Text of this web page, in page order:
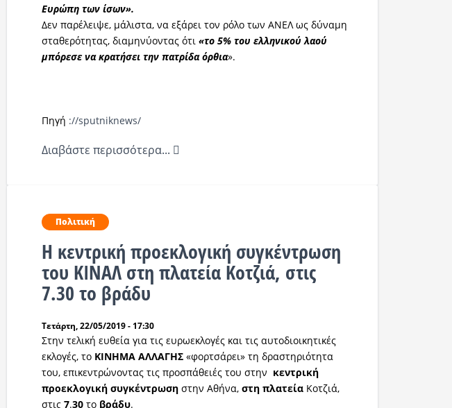
Ευρώπη των ίσων».
Δεν παρέλειψε, μάλιστα, να εξάρει τον ρόλο των ΑΝΕΛ ως δύναμη
σταθερότητας, διαμηνύοντας ότι«το 5% του ελληνικού λαού
μπόρεσε να κρατήσει την πατρίδα όρθια».
Πηγή ://sputniknews/
Διαβάστε περισσότερα...
Πολιτική
Η κεντρική προεκλογική συγκέντρωση
του ΚΙΝΑΛ στη πλατεία Κοτζιά, στις
7.30 το βράδυ
Τετάρτη, 22/05/2019 - 17:30
Στην τελική ευθεία για τις ευρωεκλογές και τις αυτοδιοικητικές
εκλογές, το ΚΙΝΗΜΑ ΑΛΛΑΓΗΣ «φορτσάρει» τη δραστηριότητα
του, επικεντρώνοντας τις προσπάθειές του στην κεντρική
προεκλογική συγκέντρωση στην Αθήνα,στη πλατεία Κοτζιά,
στις7.30 το βράδυ.